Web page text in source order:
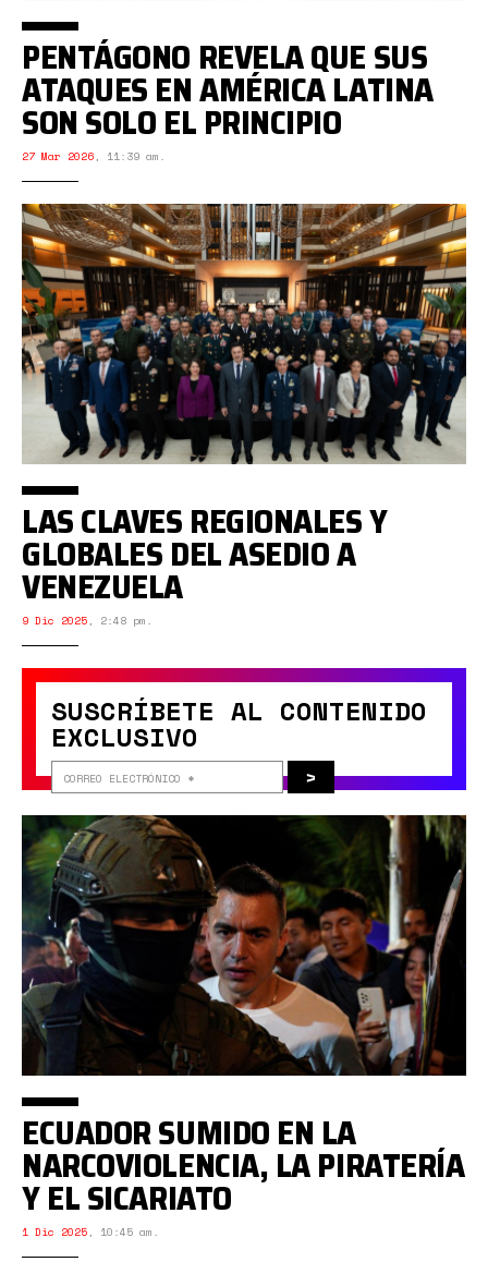
PENTÁGONO REVELA QUE SUS
ATAQUES EN AMÉRICA LATINA
SON SOLO EL PRINCIPIO
27 Mar 2026, 11:39 am.
SUSCRÍBETE AL CONTENIDO
EXCLUSIVO
>
LAS CLAVES REGIONALES Y
GLOBALES DEL ASEDIO A
VENEZUELA
9 Dic 2025, 2:48 pm.
ECUADOR SUMIDO EN LA
NARCOVIOLENCIA, LA PIRATERÍA
Y EL SICARIATO
1 Dic 2025, 10:45 am.